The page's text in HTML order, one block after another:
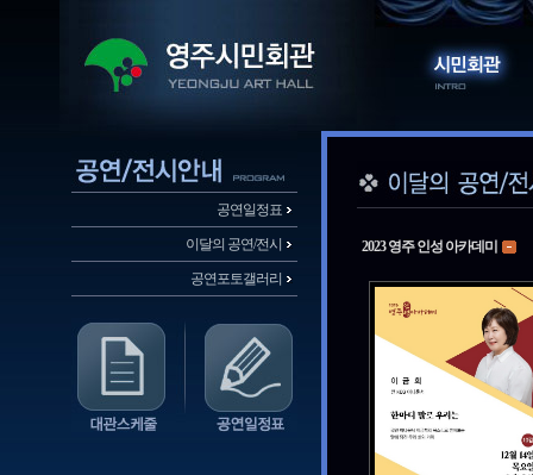
공연일정표
이달의 공연/전시
공연포토갤러리
2023 영주 인성 아카데미